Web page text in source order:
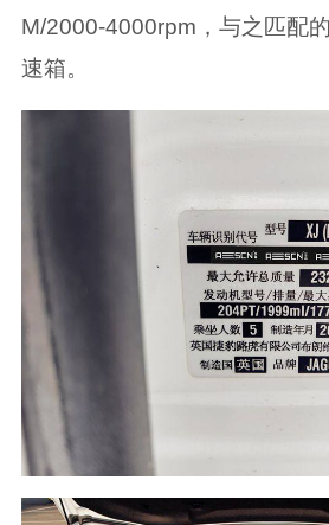
M/2000-4000rpm，与之匹配
速箱。